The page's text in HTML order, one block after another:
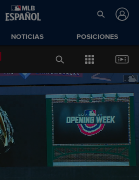
NOTICIAS POSICIONES